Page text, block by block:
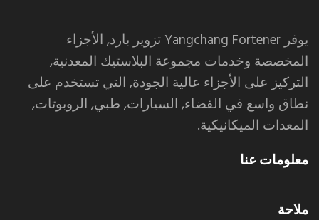
يوفر Yangchang Fortener تزوير بارد, الأجزاء
المخصصة وخدمات مجموعة البلاستيك المعدنية,
التركيز على الأجزاء عالية الجودة, التي تستخدم على
نطاق واسع في الفضاء, السيارات, طبي, الروبوتات,
المعدات الميكانيكية.
معلومات عنا
ملاحة